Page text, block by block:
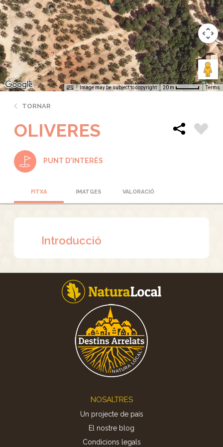
Image may be subject to copyright 20 m Terms
TORNAR
OLIVERES
PUNT D'INTERÈS
FITXA IMATGES VALORACIÓ
Introducció
NOSALTRES
Un projecte de país
El nostre blog
Condicions legals